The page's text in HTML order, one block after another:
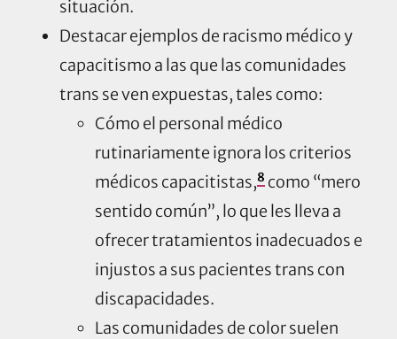
situación.
Destacar ejemplos de racismo médico y
capacitismo a las que las comunidades
trans se ven expuestas, tales como:
Cómo el personal médico
rutinariamente ignora los criterios
médicos capacitistas,8como “mero
sentido común”, lo que les lleva a
ofrecer tratamientos inadecuados e
injustos a sus pacientes trans con
discapacidades.
Las comunidades de color suelen